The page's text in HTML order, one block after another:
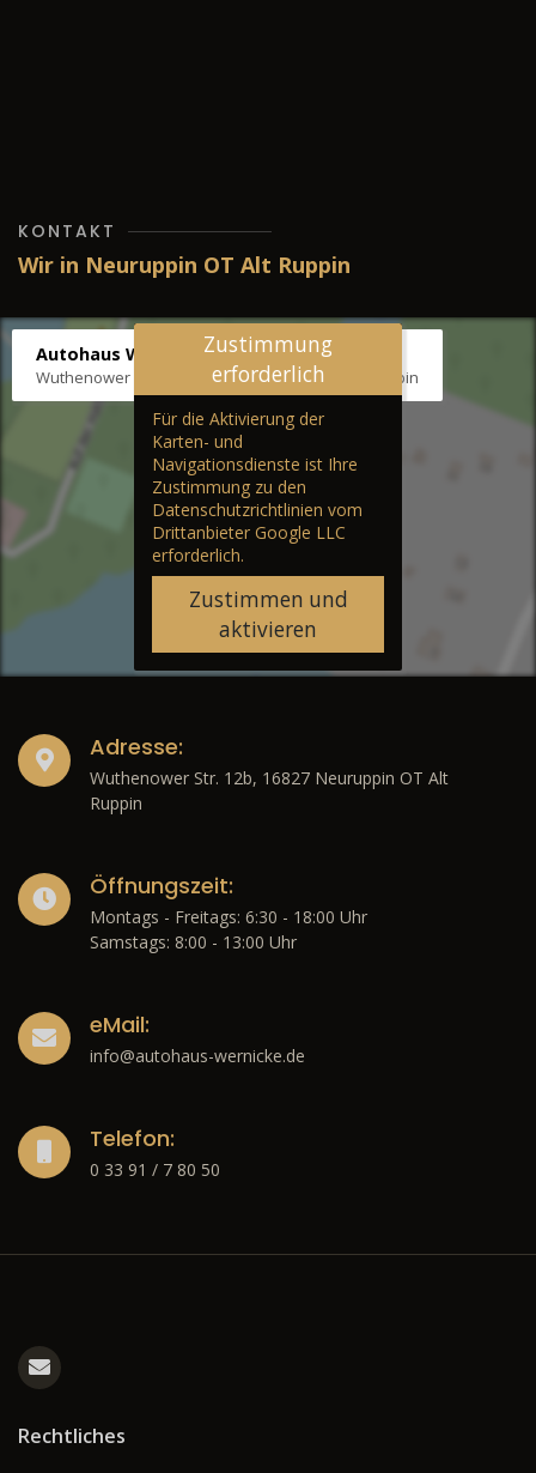
KONTAKT
Wir in Neuruppin OT Alt Ruppin
Autohaus Wernicke
Wuthenower Str. 12b, 16827 Neuruppin OT Alt Ruppin
Zustimmung
erforderlich
Für die Aktivierung der
Karten- und
Navigationsdienste ist Ihre
Zustimmung zu den
Datenschutzrichtlinien vom
Drittanbieter Google LLC
erforderlich.
Zustimmen und
aktivieren
Adresse:
Wuthenower Str. 12b, 16827 Neuruppin OT Alt
Ruppin
Öffnungszeit:
Montags - Freitags: 6:30 - 18:00 Uhr
Samstags: 8:00 - 13:00 Uhr
eMail:
info@autohaus-wernicke.de
Telefon:
0 33 91 / 7 80 50
Rechtliches